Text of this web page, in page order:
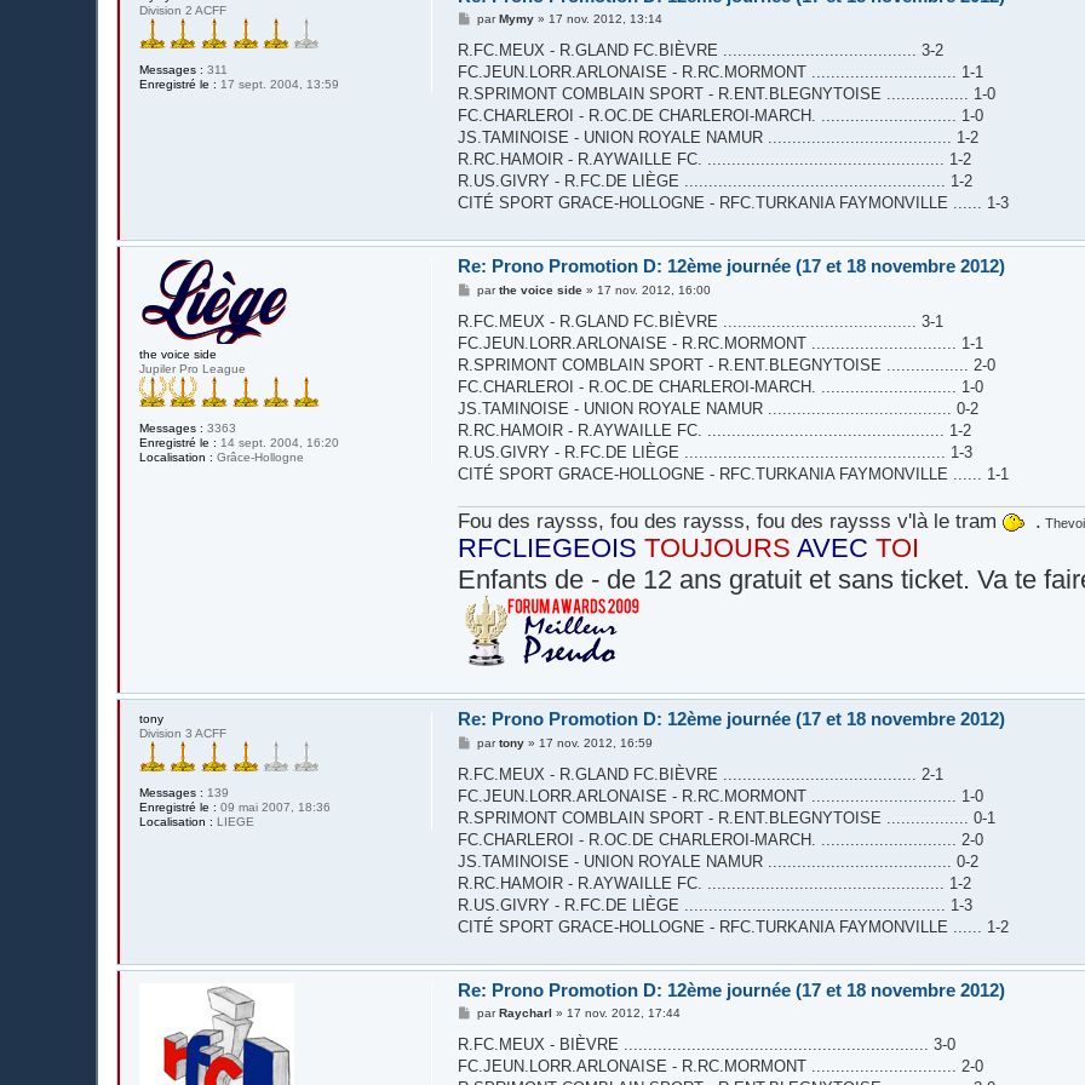
Division 2 ACFF
Messages : 311
Enregistré le : 17 sept. 2004, 13:59
M
s
a
g
parMymy » 17 nov. 2012, 13:14
R.FC.MEUX - R.GLAND FC.BIÈVRE ........................................ 3-2
FC.JEUN.LORR.ARLONAISE - R.RC.MORMONT .............................. 1-1
R.SPRIMONT COMBLAIN SPORT - R.ENT.BLEGNYTOISE ................. 1-0
FC.CHARLEROI - R.OC.DE CHARLEROI-MARCH. ............................ 1-0
JS.TAMINOISE - UNION ROYALE NAMUR ...................................... 1-2
R.RC.HAMOIR - R.AYWAILLE FC. ................................................. 1-2
R.US.GIVRY - R.FC.DE LIÈGE ...................................................... 1-2
CITÉ SPORT GRACE-HOLLOGNE - RFC.TURKANIA FAYMONVILLE ...... 1-3
the voice side
Jupiler Pro League
Messages : 3363
Enregistré le : 14 sept. 2004, 16:20
Localisation : Grâce-Hollogne
Re: Prono Promotion D: 12ème journée (17 et 18 novembre 2012)
M
s
a
g
parthe voice side » 17 nov. 2012, 16:00
R.FC.MEUX - R.GLAND FC.BIÈVRE ........................................ 3-1
FC.JEUN.LORR.ARLONAISE - R.RC.MORMONT .............................. 1-1
R.SPRIMONT COMBLAIN SPORT - R.ENT.BLEGNYTOISE ................. 2-0
FC.CHARLEROI - R.OC.DE CHARLEROI-MARCH. ............................ 1-0
JS.TAMINOISE - UNION ROYALE NAMUR ...................................... 0-2
R.RC.HAMOIR - R.AYWAILLE FC. ................................................. 1-2
R.US.GIVRY - R.FC.DE LIÈGE ...................................................... 1-3
CITÉ SPORT GRACE-HOLLOGNE - RFC.TURKANIA FAYMONVILLE ...... 1-1
Fou des raysss, fou des raysss, fou des raysss v'là le tram .
RFCLIEGEOIS TOUJOURS AVEC TOI
Enfants de - de 12 ans gratuit et sans ticket. Va te
tony
Division 3 ACFF
Messages : 139
Enregistré le : 09 mai 2007, 18:36
Localisation : LIEGE
Re: Prono Promotion D: 12ème journée (17 et 18 novembre 2012)
M
s
a
g
partony » 17 nov. 2012, 16:59
R.FC.MEUX - R.GLAND FC.BIÈVRE ........................................ 2-1
FC.JEUN.LORR.ARLONAISE - R.RC.MORMONT .............................. 1-0
R.SPRIMONT COMBLAIN SPORT - R.ENT.BLEGNYTOISE ................. 0-1
FC.CHARLEROI - R.OC.DE CHARLEROI-MARCH. ............................ 2-0
JS.TAMINOISE - UNION ROYALE NAMUR ...................................... 0-2
R.RC.HAMOIR - R.AYWAILLE FC. ................................................. 1-2
R.US.GIVRY - R.FC.DE LIÈGE ...................................................... 1-3
CITÉ SPORT GRACE-HOLLOGNE - RFC.TURKANIA FAYMONVILLE ...... 1-2
Re: Prono Promotion D: 12ème journée (17 et 18 novembre 2012)
M
s
a
parRaycharl »17 nov. 2012, 17:44
R.FC.MEUX - BIÈVRE ............................................................... 3-0
FC.JEUN.LORR.ARLONAISE - R.RC.MORMONT .............................. 2-0